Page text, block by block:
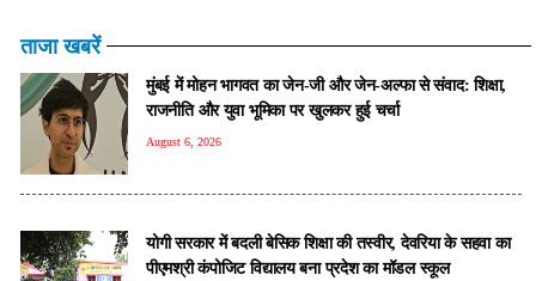
ताजा खबरें
मुंबई में मोहन भागवत का जेन-जी और जेन-अल्फा से संवाद: शिक्षा,
राजनीति और युवा भूमिका पर खुलकर हुई चर्चा
August 6, 2026
योगी सरकार में बदली बेसिक शिक्षा की तस्वीर, देवरिया के सहवा का
पीएमश्री कंपोजिट विद्यालय बना प्रदेश का मॉडल स्कूल